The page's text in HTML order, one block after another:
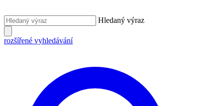
Hledaný výraz
rozšířené vyhledávání